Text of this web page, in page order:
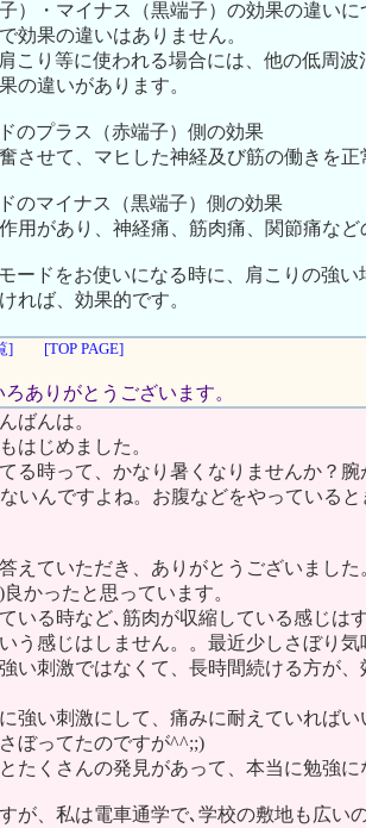
）・マイナス（黒端子）の効果の違い
効果の違いはありません。
こり等に使われる場合には、他の低周
の違いがあります。
のプラス（赤端子）側の効果
せて、マヒした神経及び筋の働きを正
のマイナス（黒端子）側の効果
があり、神経痛、筋肉痛、関節痛など
ードをお使いになる時に、肩こりの強
れば、効果的です。
] [TOP PAGE]
ろありがとうございます。
ばんは。
はじめました。
る時って、かなり暑くなりませんか？
いんですよね。お腹などをやっている
えていただき、ありがとうございまし
かったと思っています。
いる時など､筋肉が収縮している感じは
う感じはしません。。最近少しさぼり
い刺激ではなくて、長時間続ける方が
強い刺激にして、痛みに耐えていれば
ぼってたのですが^^;;)
たくさんの発見があって、本当に勉強に
が、私は電車通学で､学校の敷地も広い